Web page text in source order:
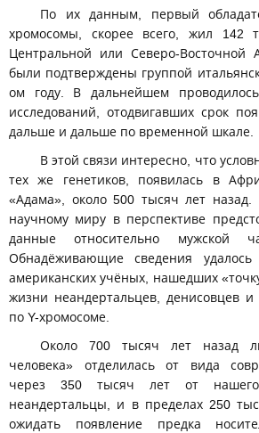
По их данным, первый
хромосомы, скорее всего, жил 142
Центральной или Северо-Восточной
были подтверждены группой
ом году. В дальнейшем
исследований, отодвигавших срок
дальше и дальше по временной шкале.
В этой связи интересно, что
тех же генетиков, появилась в
«Адама», около 500 тысяч лет
научному миру в перспективе
данные относительно мужской
Обнадёживающие сведения удалось
американских учёных, нашедших
жизни неандертальцев, денисовцев
по Y-хромосоме.
Около 700 тысяч лет назад
человека» отделилась от вида
через 350 тысяч лет от нашего
неандертальцы, и в пределах 250
ожидать появление предка